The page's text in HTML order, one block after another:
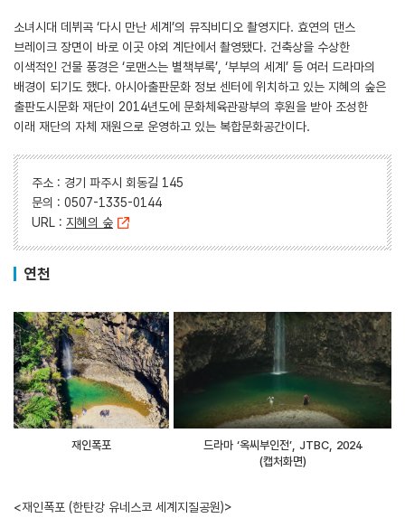
소녀시대 데뷔곡 ‘다시 만난 세계’의 뮤직비디오 촬영지다. 효연의 댄스
브레이크 장면이 바로 이곳 야외 계단에서 촬영됐다. 건축상을 수상한
이색적인 건물 풍경은 ‘로맨스는 별책부록’, ‘부부의 세계’ 등 여러 드라마의
배경이 되기도 했다. 아시아출판문화 정보 센터에 위치하고 있는 지혜의 숲은
출판도시문화 재단이 2014년도에 문화체육관광부의 후원을 받아 조성한
이래 재단의 자체 재원으로 운영하고 있는 복합문화공간이다.
주소 : 경기 파주시 회동길 145
문의 : 0507-1335-0144
URL : 지혜의 숲
연천
재인폭포
드라마 ‘옥씨부인전’, JTBC, 2024
(캡처화면)
<재인폭포 (한탄강 유네스코 세계지질공원)>